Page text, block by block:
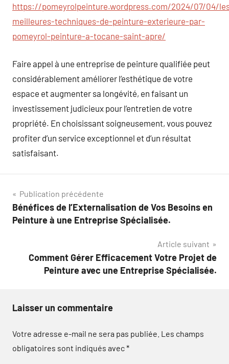
https://pomeyrolpeinture.wordpress.com/2024/07/04/
meilleures-techniques-de-peinture-exterieure-par-
pomeyrol-peinture-a-tocane-saint-apre/
Faire appel à une entreprise de peinture qualifiée peut
considérablement améliorer l’esthétique de votre
espace et augmenter sa longévité, en faisant un
investissement judicieux pour l’entretien de votre
propriété. En choisissant soigneusement, vous pouvez
profiter d’un service exceptionnel et d’un résultat
satisfaisant.
Navigation
de
Publication précédente
Bénéfices de l’Externalisation de Vos Besoins en
Peinture à une Entreprise Spécialisée.
Article suivant
Comment Gérer Efficacement Votre Projet de
Peinture avec une Entreprise Spécialisée.
Laisser un commentaire
Votre adresse e-mail ne sera pas publiée. Les champs
obligatoires sont indiqués avec*